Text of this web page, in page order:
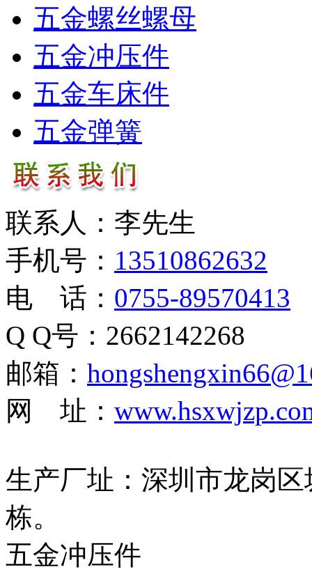
五金螺丝螺母
五金冲压件
五金车床件
五金弹簧
联系人：李先生
手机号： 13510862632
电 话： 0755-89570413
Q Q号：2662142268
邮箱：
网 址：
生产厂址：深圳市龙岗
栋。
五金冲压件